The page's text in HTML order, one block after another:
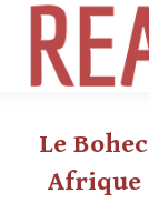
Le
Afrique